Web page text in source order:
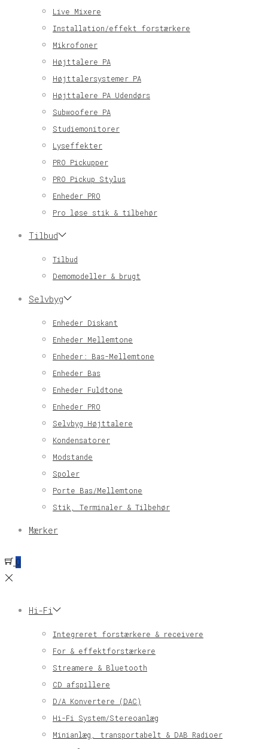
Live Mixere
Installation/effekt forstærkere
Mikrofoner
Højttalere PA
Højttalersystemer PA
Højttalere PA Udendørs
Subwoofere PA
Studiemonitorer
Lyseffekter
PRO Pickupper
PRO Pickup Stylus
Enheder PRO
Pro løse stik & tilbehør
Tilbud
Tilbud
Demomodeller & brugt
Selvbyg
Enheder Diskant
Enheder Mellemtone
Enheder: Bas-Mellemtone
Enheder Bas
Enheder Fuldtone
Enheder PRO
Selvbyg Højttalere
Kondensatorer
Modstande
Spoler
Porte Bas/Mellemtone
Stik, Terminaler & Tilbehør
Mærker
0
Hi-Fi
Integreret forstærkere & receivere
For & effektforstærkere
Streamere & Bluetooth
CD afspillere
D/A Konvertere (DAC)
Hi-Fi System/Stereoanlæg
Minianlæg, transportabelt & DAB Radioer